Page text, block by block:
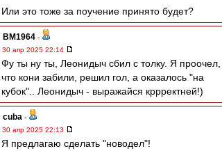
Или это тоже за поучение принято будет?
BM1964 -
30 апр 2025 22:14
Фу ты ну ты, Леонидыч сбил с толку. Я проочел,
что кони забили, решил гол, а оказалось "на
кубок".. Леонидыч - выражайся кррректней!)
cuba -
30 апр 2025 22:13
Я предлагаю сделать "новодел"!